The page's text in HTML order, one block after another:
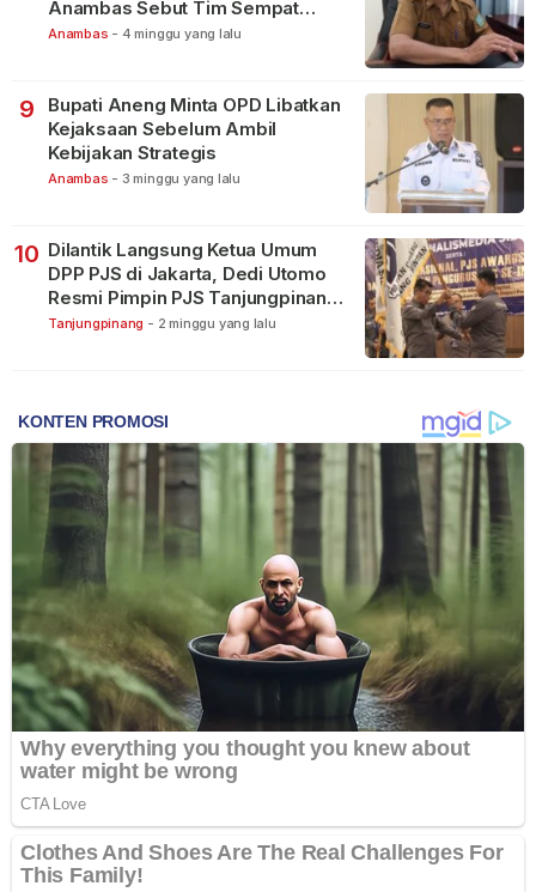
Anambas Sebut Tim Sempat
Terbagi Tangani Kasus Lain
Anambas - 4 minggu yang lalu
9
Bupati Aneng Minta OPD Libatkan
Kejaksaan Sebelum Ambil
Kebijakan Strategis
Anambas - 3 minggu yang lalu
10 Dilantik Langsung Ketua Umum
DPP PJS di Jakarta, Dedi Utomo
Resmi Pimpin PJS Tanjungpinang-
Bintan
Tanjungpinang - 2 minggu yang lalu